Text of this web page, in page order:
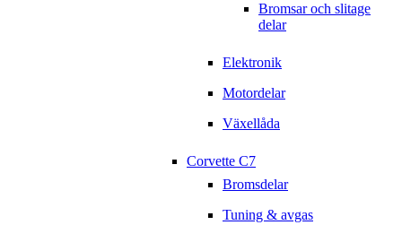
Bromsar och slitage
delar
Elektronik
Motordelar
Växellåda
Corvette C7
Bromsdelar
Tuning & avgas